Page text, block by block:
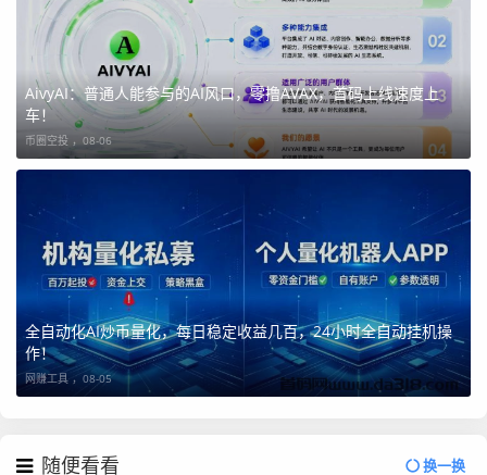
AivyAI：普通人能参与的AI风口，零撸AVAX，首码上线速度上
车！
币圈空投 ， 08-06
全自动化AI炒币量化，每日稳定收益几百，24小时全自动挂机操
作！
网赚工具 ，08-05
随便看看 换一换